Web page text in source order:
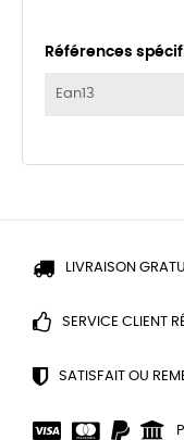
Références
Ean13
LIVRAISON
SERVICE CLIENT
SATISFAIT OU